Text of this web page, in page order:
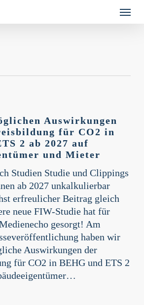
Menu
Auswirkungen
für CO2 in
2 ab 2027 auf
und Mieter
Studien Studie und Clippings
ab 2027 unkalkulierbar
erfreulicher Beitrag gleich
neue FIW-Studie hat für
gesorgt! Am
haben wir
Auswirkungen der
für CO2 in BEHG und ETS 2